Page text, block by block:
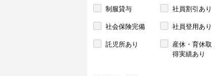
制服貸与 社員割引あり
社会保険完備 社員登用あり
託児所あり
産休・育休取
得実績あり